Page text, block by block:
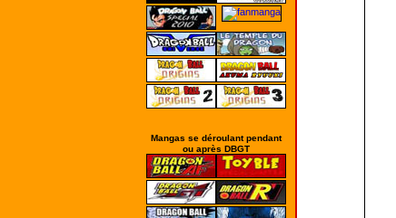
Mangas se déroulant pendant
ou après DBGT